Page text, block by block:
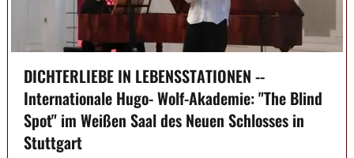
DICHTERLIEBE IN LEBENSSTATIONEN --
Internationale Hugo- Wolf-Akademie: "The Blind
Spot" im Weißen Saal des Neuen Schlosses in
Stuttgart